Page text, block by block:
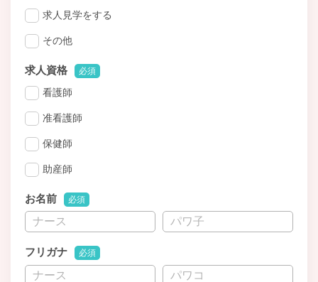
求人見学をする
その他
求人資格 必須
看護師
准看護師
保健師
助産師
お名前 必須
フリガナ 必須